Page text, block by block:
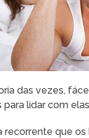
das vezes,
para lidar com
que